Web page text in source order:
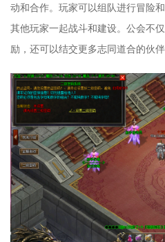
动和合作。玩家可以组队进行冒险
其他玩家一起战斗和建设。公会不
励，还可以结交更多志同道合的伙伴